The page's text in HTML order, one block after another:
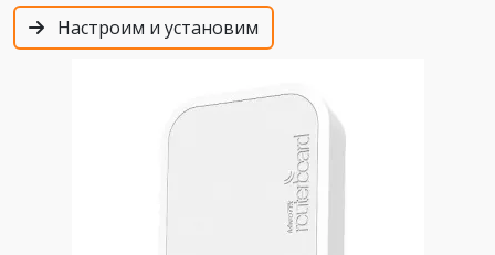
Настроим и установим